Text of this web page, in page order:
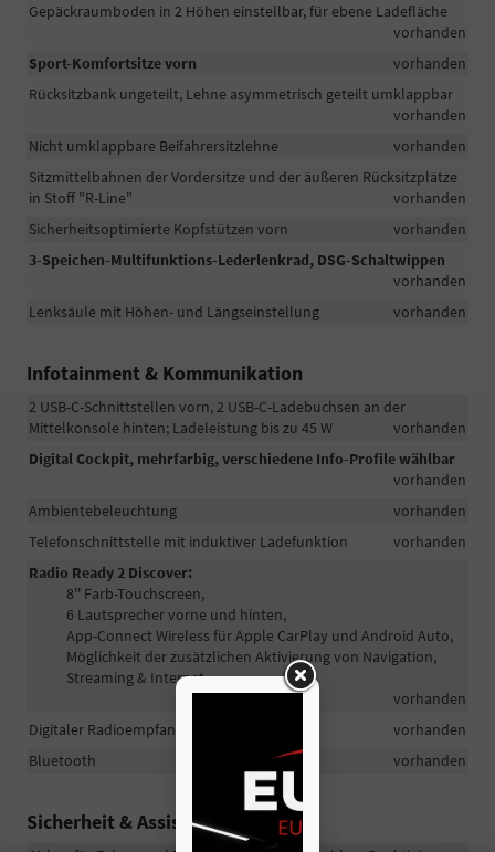
Gepäckraumboden in 2 Höhen einstellbar, für ebene Ladefläche
vorhanden
Sport-Komfortsitze vorn
vorhanden
Rücksitzbank ungeteilt, Lehne asymmetrisch geteilt umklappbar
vorhanden
Nicht umklappbare Beifahrersitzlehne
vorhanden
Sitzmittelbahnen der Vordersitze und der äußeren Rücksitzplätze
in Stoff "R-Line"
vorhanden
Sicherheitsoptimierte Kopfstützen vorn
vorhanden
3-Speichen-Multifunktions-Lederlenkrad, DSG-Schaltwippen
vorhanden
Lenksäule mit Höhen- und Längseinstellung
vorhanden
Infotainment & Kommunikation
2 USB-C-Schnittstellen vorn, 2 USB-C-Ladebuchsen an der
Mittelkonsole hinten; Ladeleistung bis zu 45 W
vorhanden
Digital Cockpit, mehrfarbig, verschiedene Info-Profile wählbar
vorhanden
Ambientebeleuchtung
vorhanden
Telefonschnittstelle mit induktiver Ladefunktion
vorhanden
Radio Ready 2 Discover:
8'' Farb-Touchscreen,
6 Lautsprecher vorne und hinten,
App-Connect Wireless für Apple CarPlay und Android Auto,
Möglichkeit der zusätzlichen Aktivierung von Navigation,
Streaming & Internet
vorhanden
Digitaler Radioempfang DAB+
vorhanden
Bluetooth
vorhanden
Sicherheit & Assistenz